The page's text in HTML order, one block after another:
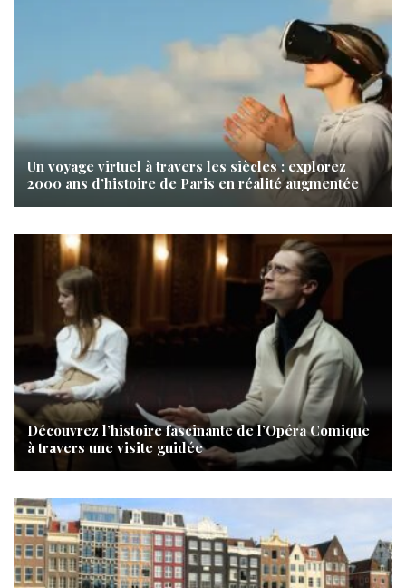
Un voyage virtuel à travers les siècles : explorez
2000 ans d’histoire de Paris en réalité augmentée
Découvrez l’histoire fascinante de l’Opéra Comique
à travers une visite guidée